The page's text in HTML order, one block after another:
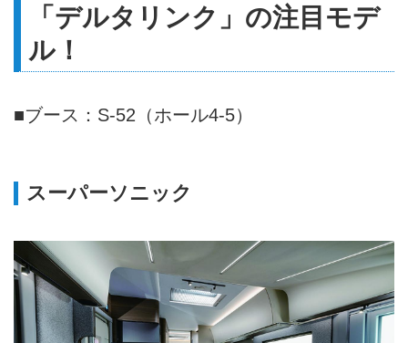
「デルタリンク」の注目モデ
ル！
■ブース：S-52（ホール4-5）
スーパーソニック